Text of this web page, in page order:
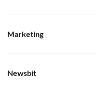
Marketing
Newsbit